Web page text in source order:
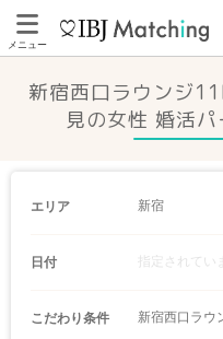
メニュー
新宿西口ラウンジ
見の女性 婚活
エリア 新宿
日付 指定されてい
こだわり条件